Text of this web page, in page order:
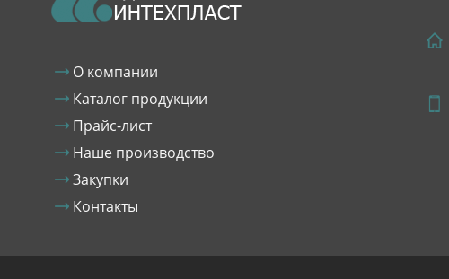
О компании
Каталог продукции
Прайс-лист
Наше производство
Закупки
Контакты